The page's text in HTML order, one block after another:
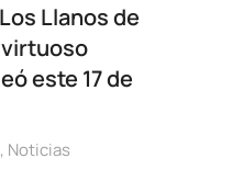
Llanos de
virtuoso
este 17 de
, Noticias